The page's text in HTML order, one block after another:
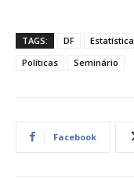
TAGS: DF Estatística
Políticas
Seminário
Facebook